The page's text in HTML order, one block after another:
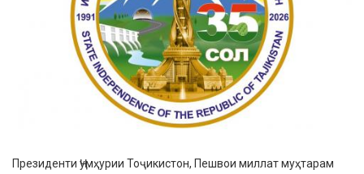
Президенти Ҷумҳурии Тоҷикистон, Пешвои миллат муҳтарам